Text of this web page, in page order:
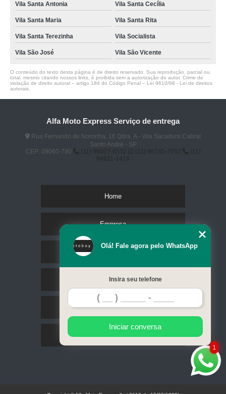
Vila Santa Antonia Vila Santa Cecília
Vila Santa Maria Vila Santa Rita
Vila Santa Terezinha Vila Socialista
Vila São José Vila São Vicente
O conteúdo do texto desta página é de direito reservado. Sua reprodução, parcial ou
total, mesmo citando nossos links, é proibida sem a autorização do autor. Crime de
violação de direito autoral – artigo 184 do Código Penal – Lei 9610/98 - Lei de direitos
autorais
Alfa Moto Express Serviço de entrega
Rua Fernando de Noronha, 16 Qdra. A - Vila Sacadura Cabral
Santo André - SP
CEP: 09060-790
(11) 96027-6532 (11) 96745-7662
(11)
94611-1418
Home
Empresa
Serviços
Contato
Mapa do site
1
Olá! Fale agora pelo WhatsApp
Insira seu telefone
Iniciar conversa